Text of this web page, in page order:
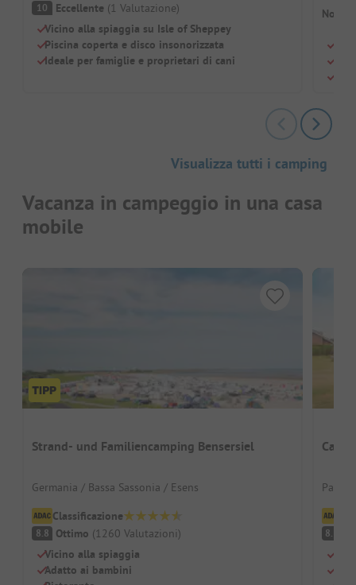
10 Eccellente (1 Valutazione)
Vicino alla spiaggia su Isle of Sheppey
Piscina coperta e disco insonorizzata
Ideale per famiglie e proprietari di cani
Non
Visualizza tutti i camping
Vacanza in campeggio in una casa
mobile
Strand- und Familiencamping Bensersiel
Germania / Bassa Sassonia / Esens
Classificazione
8.8 Ottimo (1260 Valutazioni)
Vicino alla spiaggia
Adatto ai bambini
Paesi
8.3